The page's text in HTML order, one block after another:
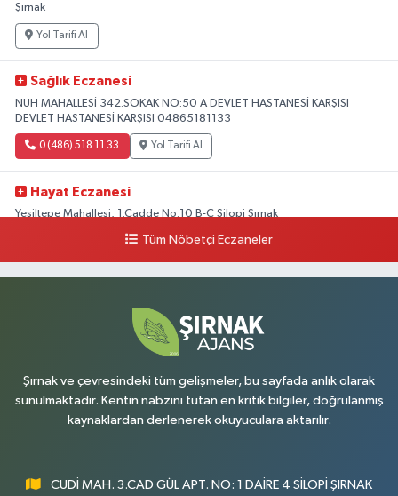
Şırnak
Yol Tarifi Al
Sağlık Eczanesi
NUH MAHALLESİ 342.SOKAK NO:50 A DEVLET HASTANESİ KARŞISI
DEVLET HASTANESİ KARŞISI 04865181133
0 (486) 518 11 33 Yol Tarifi Al
Hayat Eczanesi
Yeşiltepe Mahallesi, 1.Cadde No:10 B-C Silopi Şırnak
Yol Tarifi Al
Yenişehir Mahallesi, 8.Cadde No:53 A Silopi Şırnak
Yol Tarifi Al
Tüm Nöbetçi Eczaneler
Şırnak ve çevresindeki tüm gelişmeler, bu sayfada anlık olarak
sunulmaktadır. Kentin nabzını tutan en kritik bilgiler, doğrulanmış
kaynaklardan derlenerek okuyuculara aktarılır.
CUDİ MAH. 3.CAD GÜL APT. NO: 1 DAİRE 4 SİLOPİ ŞIRNAK